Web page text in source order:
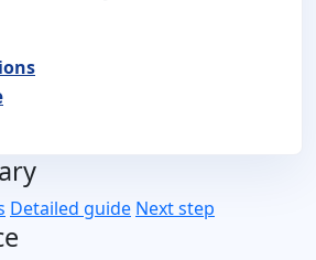
Detailed guide Next step